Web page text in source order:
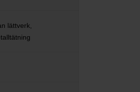
lättverk,